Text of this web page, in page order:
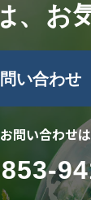
、お
い合わせ
問い合わせ